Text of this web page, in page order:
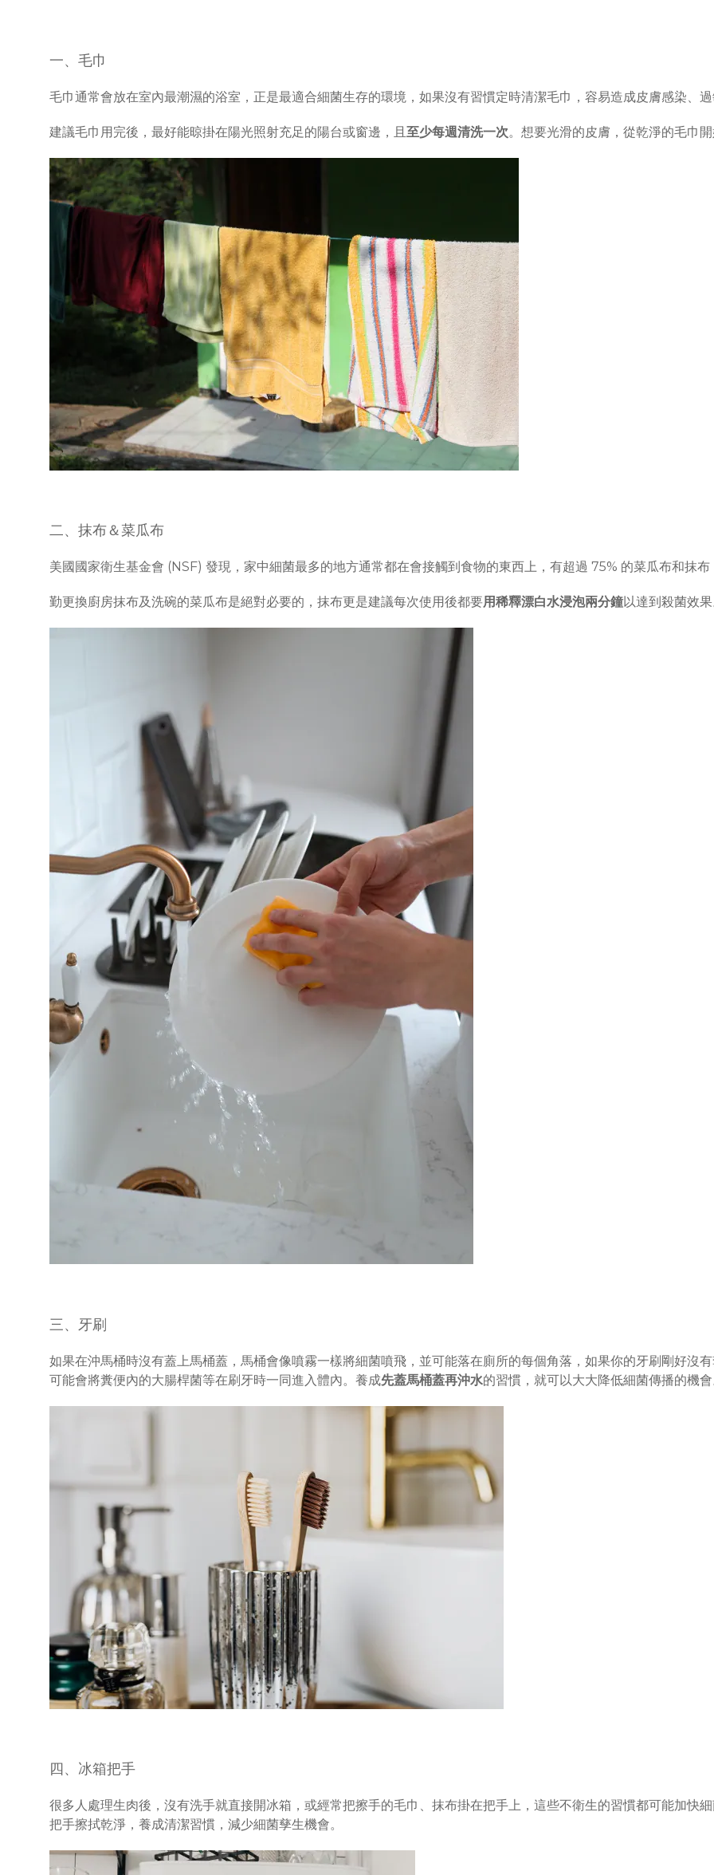
一、毛巾
毛巾通常會放在室內最潮濕的浴室，正是最適合細菌生存的環境，如果沒有習慣定時清潔毛巾，容易造成皮膚感染、過
建議毛巾用完後，最好能晾掛在陽光照射充足的陽台或窗邊，且 至少每週清洗一次。想要光滑的皮膚，從乾淨的毛巾開
二、抹布＆菜瓜布
美國國家衛生基金會 (NSF) 發現，家中細菌最多的地方通常都在會接觸到食物的東西上，有超過 75% 的菜瓜布和抹布
勤更換廚房抹布及洗碗的菜瓜布是絕對必要的，抹布更是建議每次使用後都要用稀釋漂白水浸泡兩分鐘以達到殺菌效果
三、牙刷
如果在沖馬桶時沒有蓋上馬桶蓋，馬桶會像噴霧一樣將細菌噴飛，並可能落在廁所的每個角落，如果你的牙刷剛好沒
可能會將糞便內的大腸桿菌等在刷牙時一同進入體內。養成先蓋馬桶蓋再沖水的習慣，就可以大大降低細菌傳播的機會
四、冰箱把手
很多人處理生肉後，沒有洗手就直接開冰箱，或經常把擦手的毛巾、抹布掛在把手上，這些不衛生的習慣都可能加快
把手擦拭乾淨，養成清潔習慣，減少細菌孳生機會。